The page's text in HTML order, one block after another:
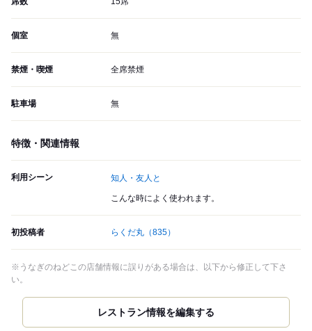
個室 無
禁煙・喫煙 全席禁煙
駐車場 無
特徴・関連情報
利用シーン 知人・友人と
こんな時によく使われます。
初投稿者 らくだ丸 （835）
※うなぎのねどこの店舗情報に誤りがある場合は、以下から修正して下さ
い。
レストラン情報を編集する